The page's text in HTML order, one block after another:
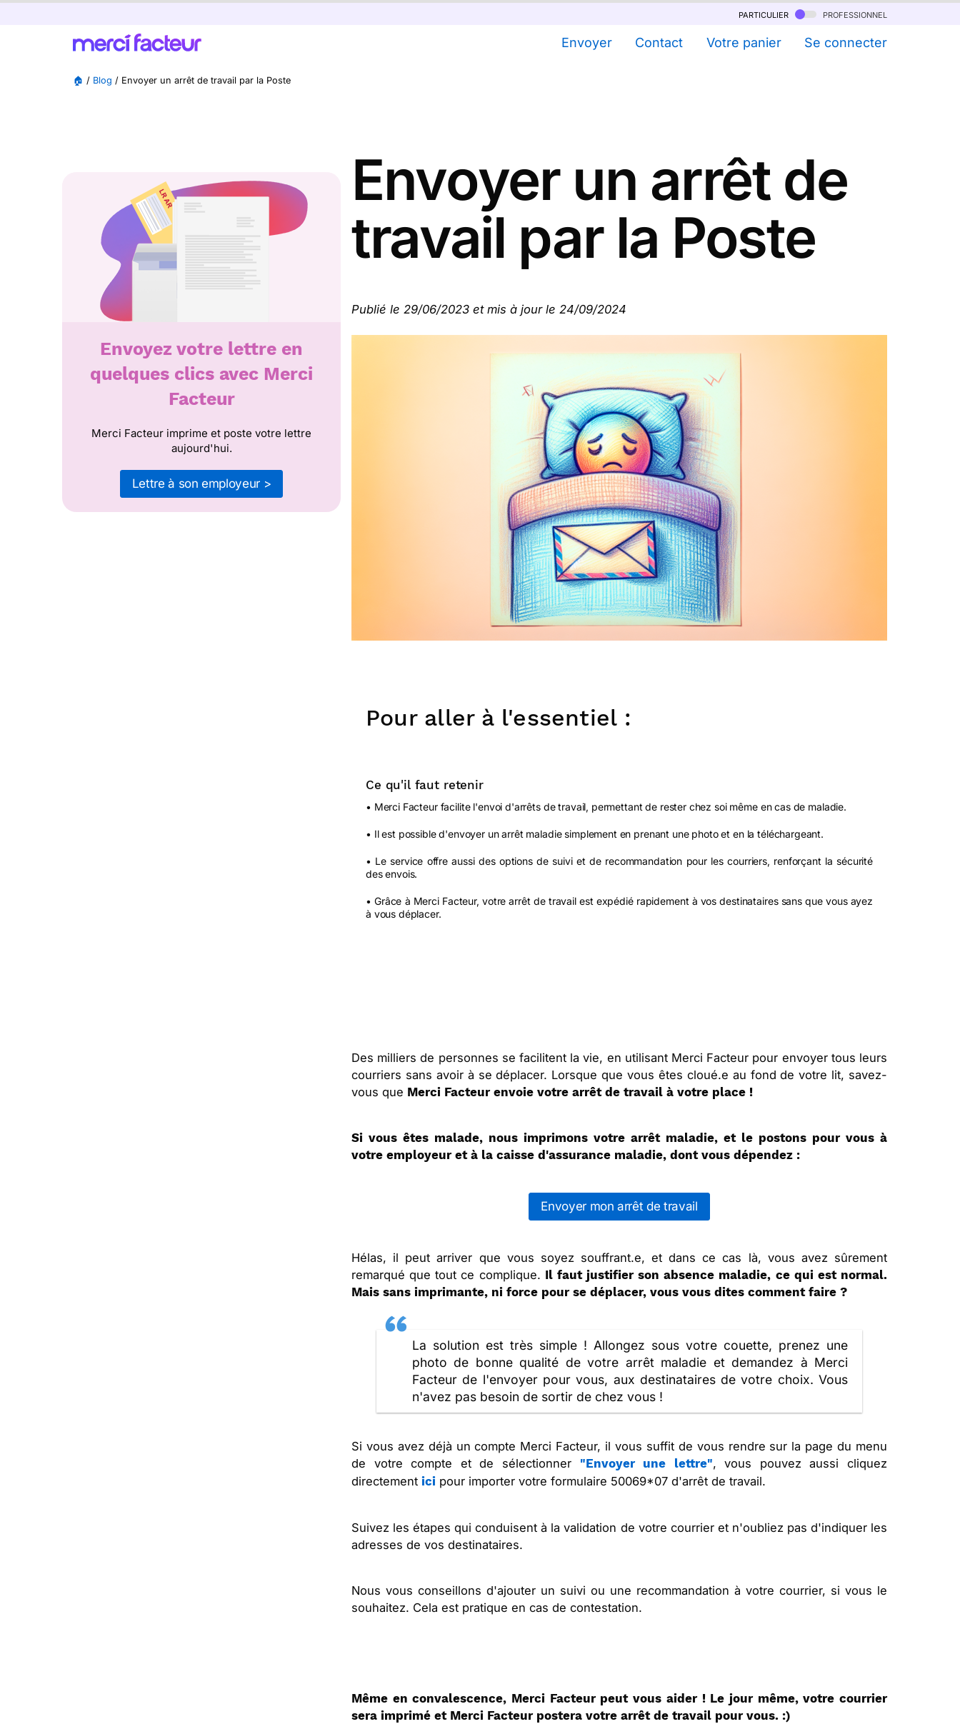
particulier professionnel
Envoyer Contact Votre panier Se connecter
🏠 / Blog / Envoyer un arrêt de travail par la Poste
Envoyez votre lettre en
quelques clics avec Merci
Facteur
Merci Facteur imprime et poste votre lettre
aujourd'hui.
Lettre à son employeur >
Envoyer un arrêt de
travail par la Poste
Publié le 29/06/2023 et mis à jour le 24/09/2024
Pour aller à l'essentiel :
Ce qu'il faut retenir
• Merci Facteur facilite l'envoi d'arrêts de travail, permettant de rester chez soi même en cas de maladie.
• Il est possible d'envoyer un arrêt maladie simplement en prenant une photo et en la téléchargeant.
• Le service offre aussi des options de suivi et de recommandation pour les courriers, renforçant la sécurité
des envois.
• Grâce à Merci Facteur, votre arrêt de travail est expédié rapidement à vos destinataires sans que vous ayez
à vous déplacer.
Des milliers de personnes se facilitent la vie, en utilisant Merci Facteur pour envoyer tous leurs
courriers sans avoir à se déplacer. Lorsque que vous êtes cloué.e au fond de votre lit, savez-
vous que Merci Facteur envoie votre arrêt de travail à votre place !
Si vous êtes malade, nous imprimons votre arrêt maladie, et le postons pour vous à
votre employeur et à la caisse d'assurance maladie, dont vous dépendez :
Envoyer mon arrêt de travail
Hélas, il peut arriver que vous soyez souffrant.e, et dans ce cas là, vous avez sûrement
remarqué que tout ce complique.
Il faut justifier son absence maladie, ce qui est normal.
Mais sans imprimante, ni force pour se déplacer, vous vous dites comment faire ?
La solution est très simple ! Allongez sous votre couette, prenez une
photo de bonne qualité de votre arrêt maladie et demandez à Merci
Facteur de l'envoyer pour vous, aux destinataires de votre choix. Vous
n'avez pas besoin de sortir de chez vous !
Si vous avez déjà un compte Merci Facteur, il vous suffit de vous rendre sur la page du menu
de votre compte et de sélectionner
"Envoyer une lettre", vous pouvez aussi cliquez
directement ici pour importer votre formulaire 50069*07 d'arrêt de travail.
Suivez les étapes qui conduisent à la validation de votre courrier et n'oubliez pas d'indiquer les
adresses de vos destinataires.
Nous vous conseillons d'ajouter un suivi ou une recommandation à votre courrier, si vous le
souhaitez. Cela est pratique en cas de contestation.
Même en convalescence, Merci Facteur peut vous aider ! Le jour même, votre courrier
sera imprimé et Merci Facteur postera votre arrêt de travail pour vous. :)